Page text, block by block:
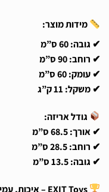
מידות מוצר:
✔ גובה: 60 ס”מ
✔ רוחב: 90 ס”מ
✔ עומק: 60 ס”מ
✔ משקל: 11 ק”ג
גודל אריזה:
✔ אורך: 68.5 ס”מ
✔ רוחב: 28.5 ס”מ
✔ גובה: 13.5 ס”מ
EXIT Toys – איכות, עמידות וחוויית משחק מושלמת!